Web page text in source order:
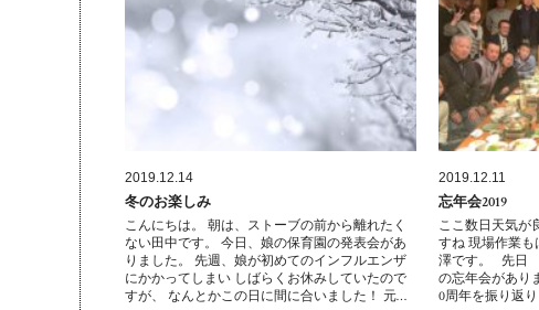
2019.12.14
冬のお楽しみ
こんにちは。 朝は、ストーブの前から離れたく
ない田中です。 今日、娘の保育園の発表会があ
りました。 先週、娘が初めてのインフルエンザ
にかかってしまい しばらくお休みしていたので
すが、 なんとかこの日に間に合いました！ 元…
2019.12.11
忘年会2019
ここ数日天気が
すね 現場作業
澤です。 先日
の忘年会があり
0周年を振り返